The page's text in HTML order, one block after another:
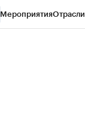
МероприятияОтрасли